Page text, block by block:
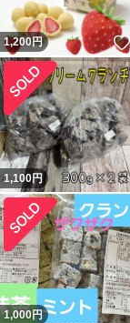
1,200円
1,100円
1,000円